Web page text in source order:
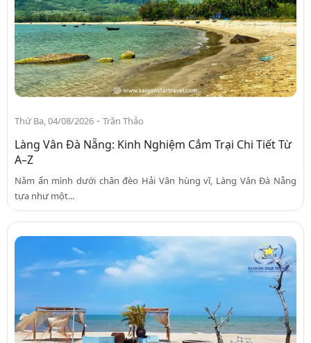
Thứ Ba, 04/08/2026 - Trần Thảo
Làng Vân Đà Nẵng: Kinh Nghiệm Cắm Trại Chi Tiết Từ
A–Z
Nằm ẩn mình dưới chân đèo Hải Vân hùng vĩ, Làng Vân Đà Nẵng
tựa như một...